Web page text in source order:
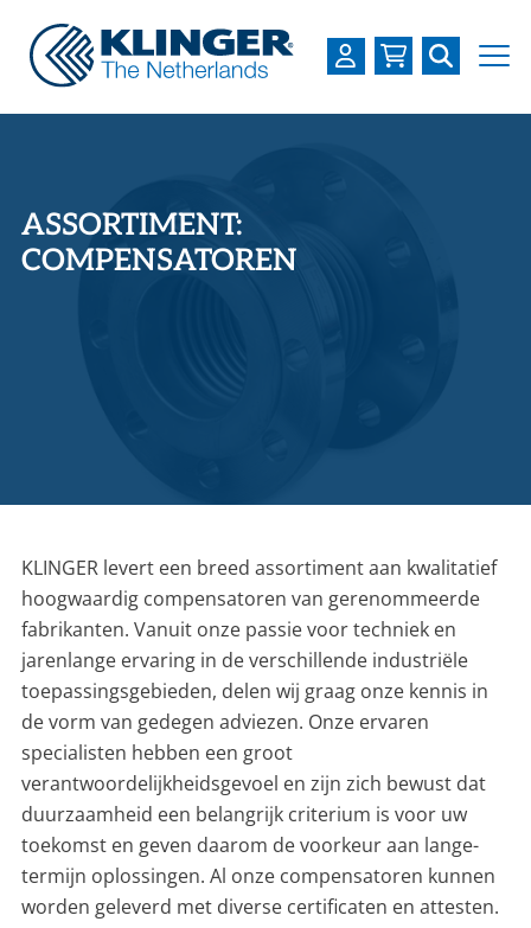
INDUSTRIEËN
WERKEN BIJ
CONTACT
NLEN
ASSORTIMENT:
COMPENSATOREN
KLINGER levert een breed assortiment aan kwalitatief
hoogwaardig compensatoren van gerenommeerde
fabrikanten. Vanuit onze passie voor techniek en
jarenlange ervaring in de verschillende industriële
toepassingsgebieden, delen wĳ graag onze kennis in
de vorm van gedegen adviezen. Onze ervaren
specialisten hebben een groot
verantwoordelijkheidsgevoel en zĳn zich bewust dat
duurzaamheid een belangrijk criterium is voor uw
toekomst en geven daarom de voorkeur aan lange-
termĳn oplossingen. Al onze compensatoren kunnen
worden geleverd met diverse certificaten en attesten.